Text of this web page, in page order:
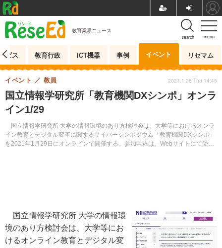
menu
search
教育業界ニュース
ビス 教育行政 ICT機器 事例 イベント リセマム
国立情報学研究所「教育機関DXシンポ」オンラ
イン1/29
国立情報学研究所 大学の情報環境のあり方検討会は、大学等におけるオンラ
イン教育とデジタル変革に関するサイバーシンポジウム「教育機関DXシンポ」
を2021年1月29日にオンラインで開催する。参加申込は、Webサイトにて受け
イベント 教員 2021.1.28 Thu 14:45
国立情報学研究所 大学の情報環
境のあり方検討会は、大学等にお
けるオンライン教育とデジタル変